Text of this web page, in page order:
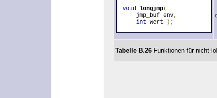
Tabelle B.26 Funktionen für nicht-
void longjmp(
    jmp_buf env
,
int wert );